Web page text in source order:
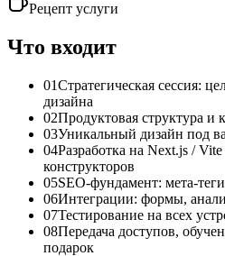
Рецепт услуги
Что входит
01Стратегическая сессия:
дизайна
02Продуктовая структура и
03Уникальный дизайн под
04Разработка на Next.js /
конструкторов
05SEO-фундамент: мета-
06Интеграции: формы,
07Тестирование на всех
08Передача доступов,
подарок